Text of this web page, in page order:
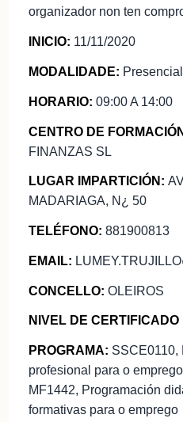
organizador non ten
INICIO: 11/11/2020
MODALIDADE: Presencial
HORARIO: 09:00 A 14:00
CENTRO DE
FINANZAS SL
LUGAR IMPARTICIÓN:
MADARIAGA, N¿ 50
TELÉFONO: 881900813
EMAIL:
CONCELLO: OLEIROS
NIVEL DE
PROGRAMA: SSCE0110,
profesional para o emprego
MF1442, Programación
formativas para o emprego